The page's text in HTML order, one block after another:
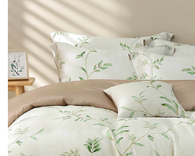
任。
４．使用「AFTEE先享後付」時，將依據
時審查核予不同之上限額度；若仍有額度
請求用戶進行身份認證。
５．嚴禁一人註冊多個帳號或使用他人資
恩沛科技股份有限公司將有權停止該用戶